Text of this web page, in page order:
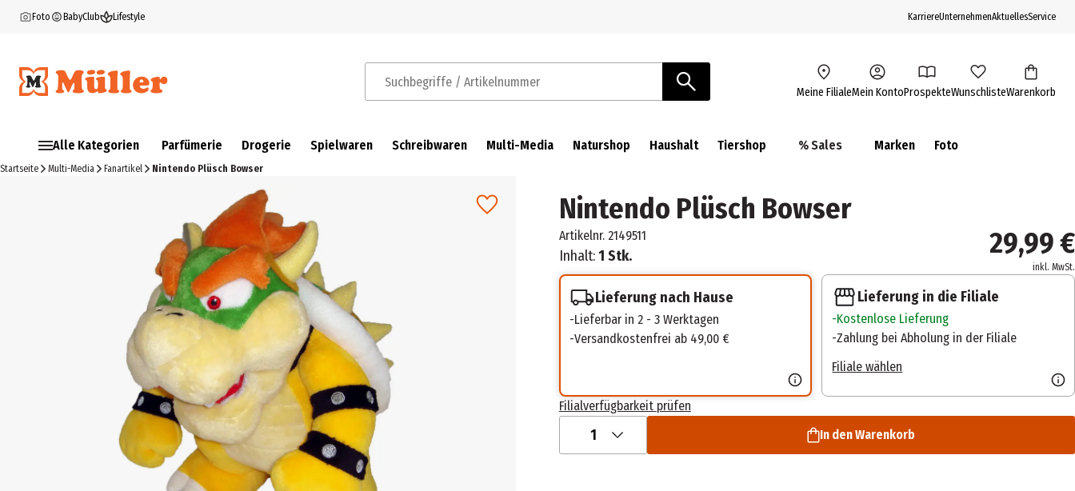
Foto BabyClub Lifestyle KarriereUnternehmenAktuellesService
Suchbegriffe / Artikelnummer Meine FilialeMein KontoProspekteWunschlisteWarenkorb
Alle Kategorien Parfümerie Drogerie Spielwaren Schreibwaren Multi-Media Naturshop Haushalt Tiershop % Sales Marken Foto
Startseite Multi-Media Fanartikel Nintendo Plüsch Bowser
Nintendo Plüsch Bowser
Artikelnr. 2149511
Inhalt:1 Stk. 29,99 €
inkl. MwSt.
Lieferung nach Hause
Lieferbar in 2 - 3 Werktagen
Versandkostenfrei ab 49,00 €
Lieferung in die Filiale
Kostenlose Lieferung
Zahlung bei Abholung in der Filiale
Filiale wählen
Filialverfügbarkeit prüfen
1 In den Warenkorb